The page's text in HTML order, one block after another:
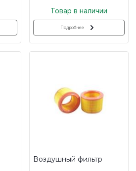
Товар в наличии
Подробнее
Воздушный фильтр